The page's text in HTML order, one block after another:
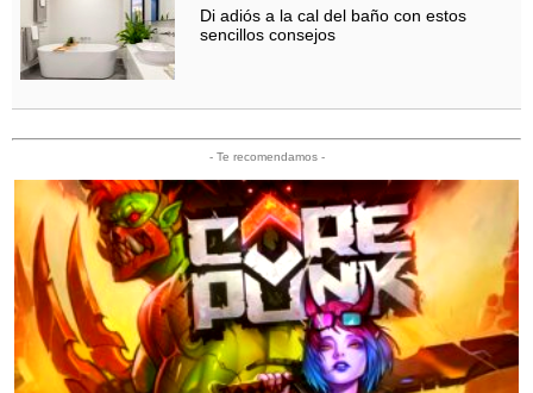
Di adiós a la cal del baño con estos
sencillos consejos
- Te recomendamos -